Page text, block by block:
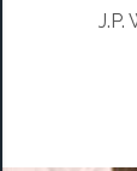
J.P.